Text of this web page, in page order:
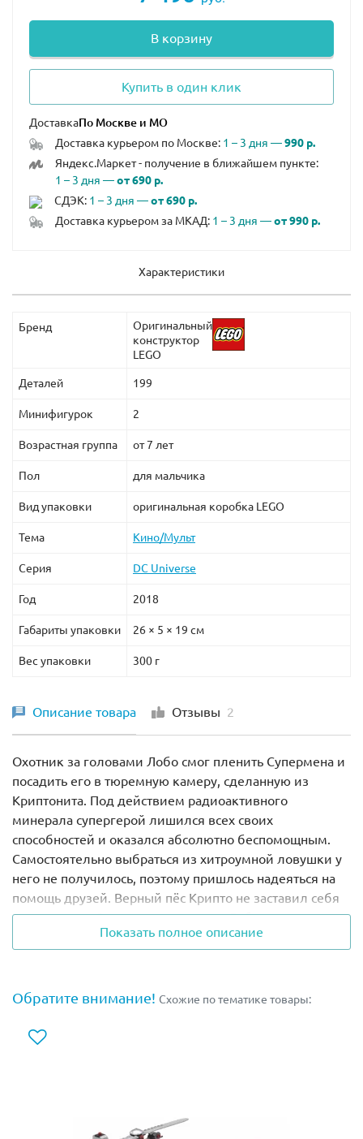
В корзину
Купить в один клик
Доставка
Доставка курьером по Москве: 1 – 3 дня —990 р.
Яндекс.Маркет - получение в ближайшем пункте:
1 – 3 дня —от 690 р.
СДЭК: 1 – 3 дня —от 690 р.
Доставка курьером за МКАД: 1 – 3 дня —от 990 р.
Характеристики
Бренд
Оригинальный
конструктор
LEGO
Деталей 199
Минифигурок 2
Возрастная группа от 7 лет
Пол для мальчика
Вид упаковки оригинальная коробка LEGO
Тема Кино/Мульт
Серия DC Universe
Год 2018
Габариты упаковки 26 × 5 × 19 см
Вес упаковки 300 г
Описание товара Отзывы 2
Охотник за головами Лобо смог пленить Супермена и
посадить его в тюремную камеру, сделанную из
Криптонита. Под действием радиоактивного
минерала супергерой лишился всех своих
способностей и оказался абсолютно беспомощным.
Самостоятельно выбраться из хитроумной ловушки у
него не получилось, поэтому пришлось надеяться на
помощь друзей. Верный пёс Крипто не заставил себя
долго ждать. Он взял след злодея Лобо, отыскал его
тайное логово и помог Супермену освободиться.
Космический мотоцикл Лобо. Его корпус выполнен в
прикрытые защитной пластиной. Они выполняют
промаха. По бокам закреплены позолоченные
Показать полное описание
Обратите внимание! Схожие по тематике товары: